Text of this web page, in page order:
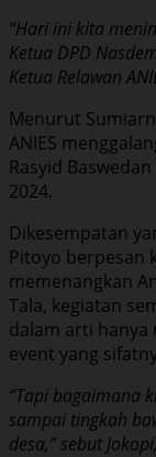
“Hari ini kita
Ketua DPD
Ketua Relawan
Menurut
ANIES
Rasyid
2024.
Dikesempatan
Pitoyo berpesan
memenangkan
Tala, kegiatan
dalam arti hanya
event yang
“Tapi bagaimana
sampai tingkah
desa,” sebut Jokopi,